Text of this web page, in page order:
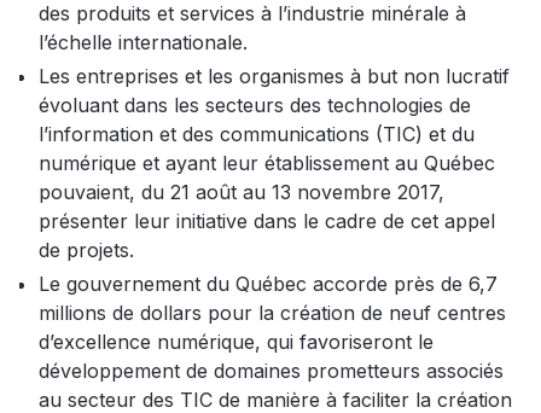
des produits et services à l’industrie minérale à
l’échelle internationale.
Les entreprises et les organismes à but non lucratif
évoluant dans les secteurs des technologies de
l’information et des communications (TIC) et du
numérique et ayant leur établissement au Québec
pouvaient, du 21 août au 13 novembre 2017,
présenter leur initiative dans le cadre de cet appel
de projets.
Le gouvernement du Québec accorde près de 6,7
millions de dollars pour la création de neuf centres
d’excellence numérique, qui favoriseront le
développement de domaines prometteurs associés
au secteur des TIC de manière à faciliter la création